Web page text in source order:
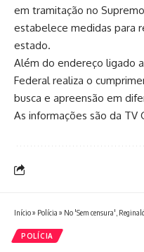
em tramitação no
estabelece medidas para
estado.
Além do endereço ligado
Federal realiza o
busca e apreensão em
As informações são da TV
Início» Polícia » No 'Sem censura', Reginaldo Faria fala de novo filme que fez
POLÍCIA